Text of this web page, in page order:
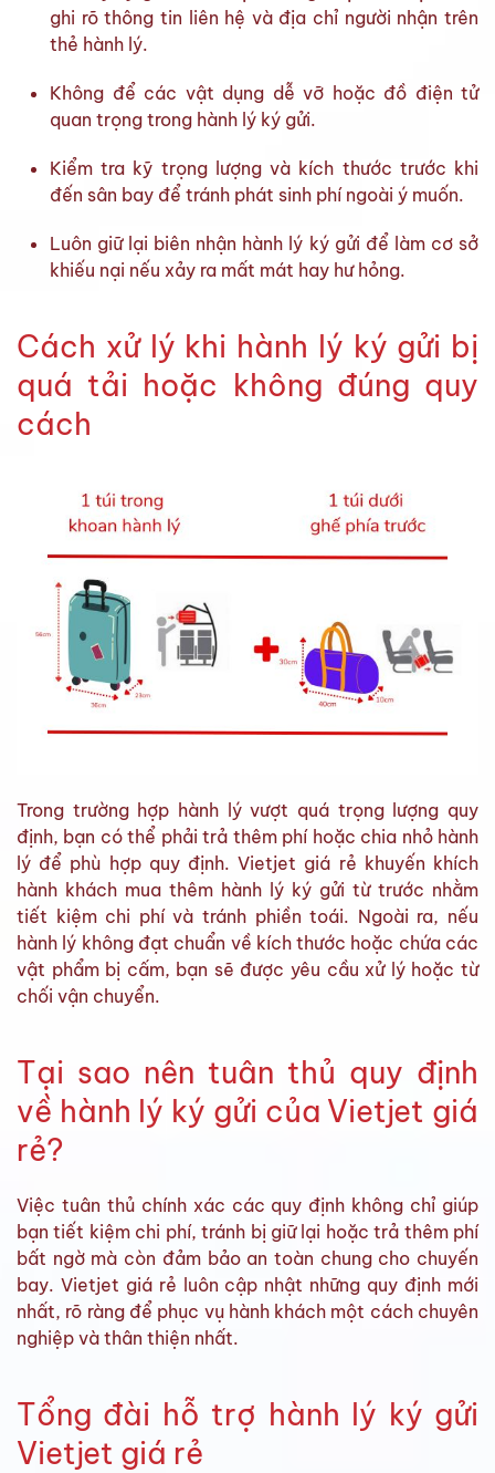
ghi rõ thông tin liên hệ và địa chỉ người nhận trên
thẻ hành lý.
Không để các vật dụng dễ vỡ hoặc đồ điện tử
quan trọng trong hành lý ký gửi.
Kiểm tra kỹ trọng lượng và kích thước trước khi
đến sân bay để tránh phát sinh phí ngoài ý muốn.
Luôn giữ lại biên nhận hành lý ký gửi để làm cơ sở
khiếu nại nếu xảy ra mất mát hay hư hỏng.
Cách xử lý khi hành lý ký gửi bị
quá tải hoặc không đúng quy
cách
Trong trường hợp hành lý vượt quá trọng lượng quy
định, bạn có thể phải trả thêm phí hoặc chia nhỏ hành
lý để phù hợp quy định. Vietjet giá rẻ khuyến khích
hành khách mua thêm hành lý ký gửi từ trước nhằm
tiết kiệm chi phí và tránh phiền toái. Ngoài ra, nếu
hành lý không đạt chuẩn về kích thước hoặc chứa các
vật phẩm bị cấm, bạn sẽ được yêu cầu xử lý hoặc từ
chối vận chuyển.
Tại sao nên tuân thủ quy định
về hành lý ký gửi của Vietjet giá
rẻ?
Việc tuân thủ chính xác các quy định không chỉ giúp
bạn tiết kiệm chi phí, tránh bị giữ lại hoặc trả thêm phí
bất ngờ mà còn đảm bảo an toàn chung cho chuyến
bay. Vietjet giá rẻ luôn cập nhật những quy định mới
nhất, rõ ràng để phục vụ hành khách một cách chuyên
nghiệp và thân thiện nhất.
Tổng đài hỗ trợ hành lý ký gửi
Vietjet giá rẻ